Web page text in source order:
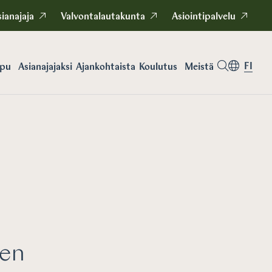
Valvontalautakunta Asiointipalvelu
Asianajajaksi Ajankohtaista Koulutus Meistä FI